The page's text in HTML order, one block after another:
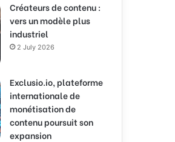
Créateurs de contenu :
vers un modèle plus
industriel
2 July 2026
Exclusio.io, plateforme
internationale de
monétisation de
contenu poursuit son
expansion